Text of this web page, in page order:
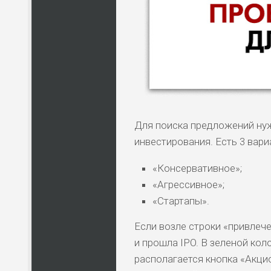
НАЗВАНИЕ
Для поиска предложений
инвестирования. Есть 3
«Консервативное»;
«Агрессивное»;
«Стартапы».
Если возле строки
и прошла IPO. В зеленой
располагается кнопка